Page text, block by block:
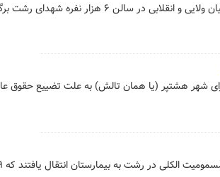
۶ هزار نفره شهدای رشت برگزار شد.
شهر هشتپر (یا همان تالش) به علت تضییع حقوق